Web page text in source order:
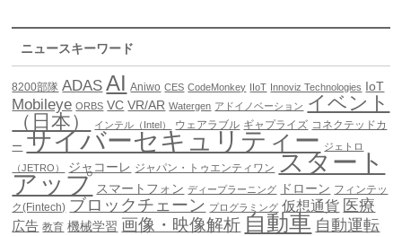
ニュースキーワード
8200部隊 ADAS AI Aniwo CES CodeMonkey IIoT Innoviz Technologies IoT
Mobileye ORBS VC VR/AR Watergen アドイノベーション イベント
（日本）
インテル（Intel） ウェアラブル ギャプライズ コネクテッドカ
ー サイバーセキュリティー ジェトロ
（JETRO）
ジャコーレ ジャパン・トゥエンティワン スタート
アップ スマートフォン ディープラーニング ドローン フィンテッ
ク(Fintech) ブロックチェーン プログラミング 仮想通貨 医療
広告 教育 機械学習 画像・映像解析 自動車 自動運転